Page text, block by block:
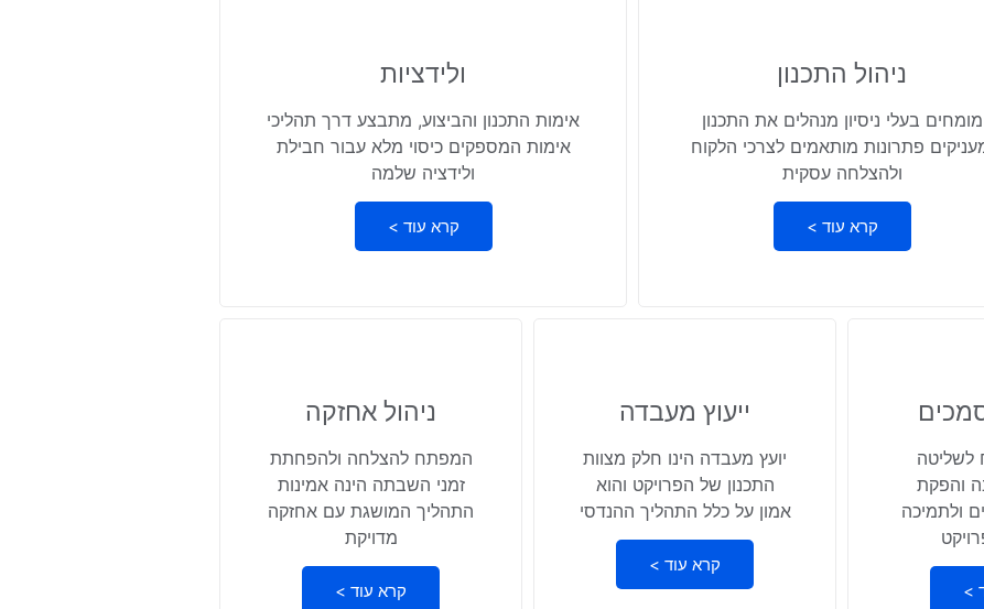
ניהול התכנון
מומחים בעלי ניסיון מנהלים את התכנון
פתרונות מותאמים לצרכי הלקוח
ולהצלחה עסקית
קרא עוד >
ולידציות
אימות התכנון והביצוע, מתבצע דרך תהליכי
אימות המספקים כיסוי מלא עבור חבילת
ולידציה שלמה
קרא עוד >
לשליטה
והפקת
ולתמיכה
>
ייעוץ מעבדה
יועץ מעבדה הינו חלק מצוות
התכנון של הפרויקט והוא
אמון על כלל התהליך ההנדסי
קרא עוד >
ניהול אחזקה
המפתח להצלחה ולהפחתת
זמני השבתה הינה אמינות
התהליך המושגת עם אחזקה
מדויקת
קרא עוד >